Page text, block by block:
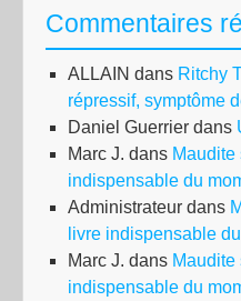
Commentaires
ALLAIN dans Ritchy
répressif, symptôme
Daniel Guerrier dans
Marc J. dans Maudite
indispensable du
Administrateur dans
livre indispensable
Marc J. dans Maudite
indispensable du